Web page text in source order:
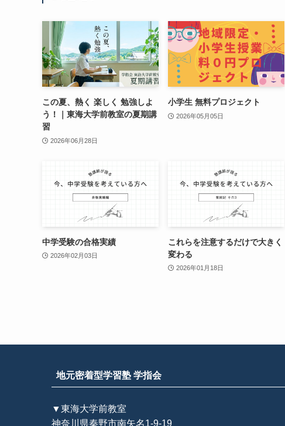
この夏、熱く 楽しく 勉強しよ
う！｜東海大学前教室の夏期講
習
2026年06月28日
小学生 無料プロジェクト
2026年05月05日
中学受験の合格実績
2026年02月03日
これらを注意するだけで大きく
変わる
2026年01月18日
地元密着型学習塾 学指会
▼東海大学前教室
神奈川県秦野市南矢名1-9-19